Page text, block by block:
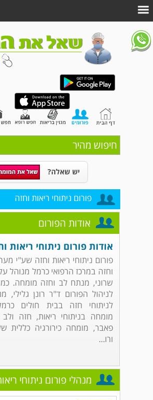
חיפוש מהיר
יש שאלה?
פורום ניתוחי ריאות וחזה
אודות הפורום
אודות פורום ניתוחי ריאות
פורום ניתוחי ריאות וחזה שע"י
וחזה במרכז הרפואי כרמל מנוהל
שרוני, מנתח לב וחזה מומחה.
לניהול הפורום ד"ר רונן גלילי,
לניתוחי חזה בבית חולים
מומחה בניתוחי ריאות, חזה ולב
פאבר, מומחה כירורגיה כללית
ורו...
מנהלי פורום ניתוחי